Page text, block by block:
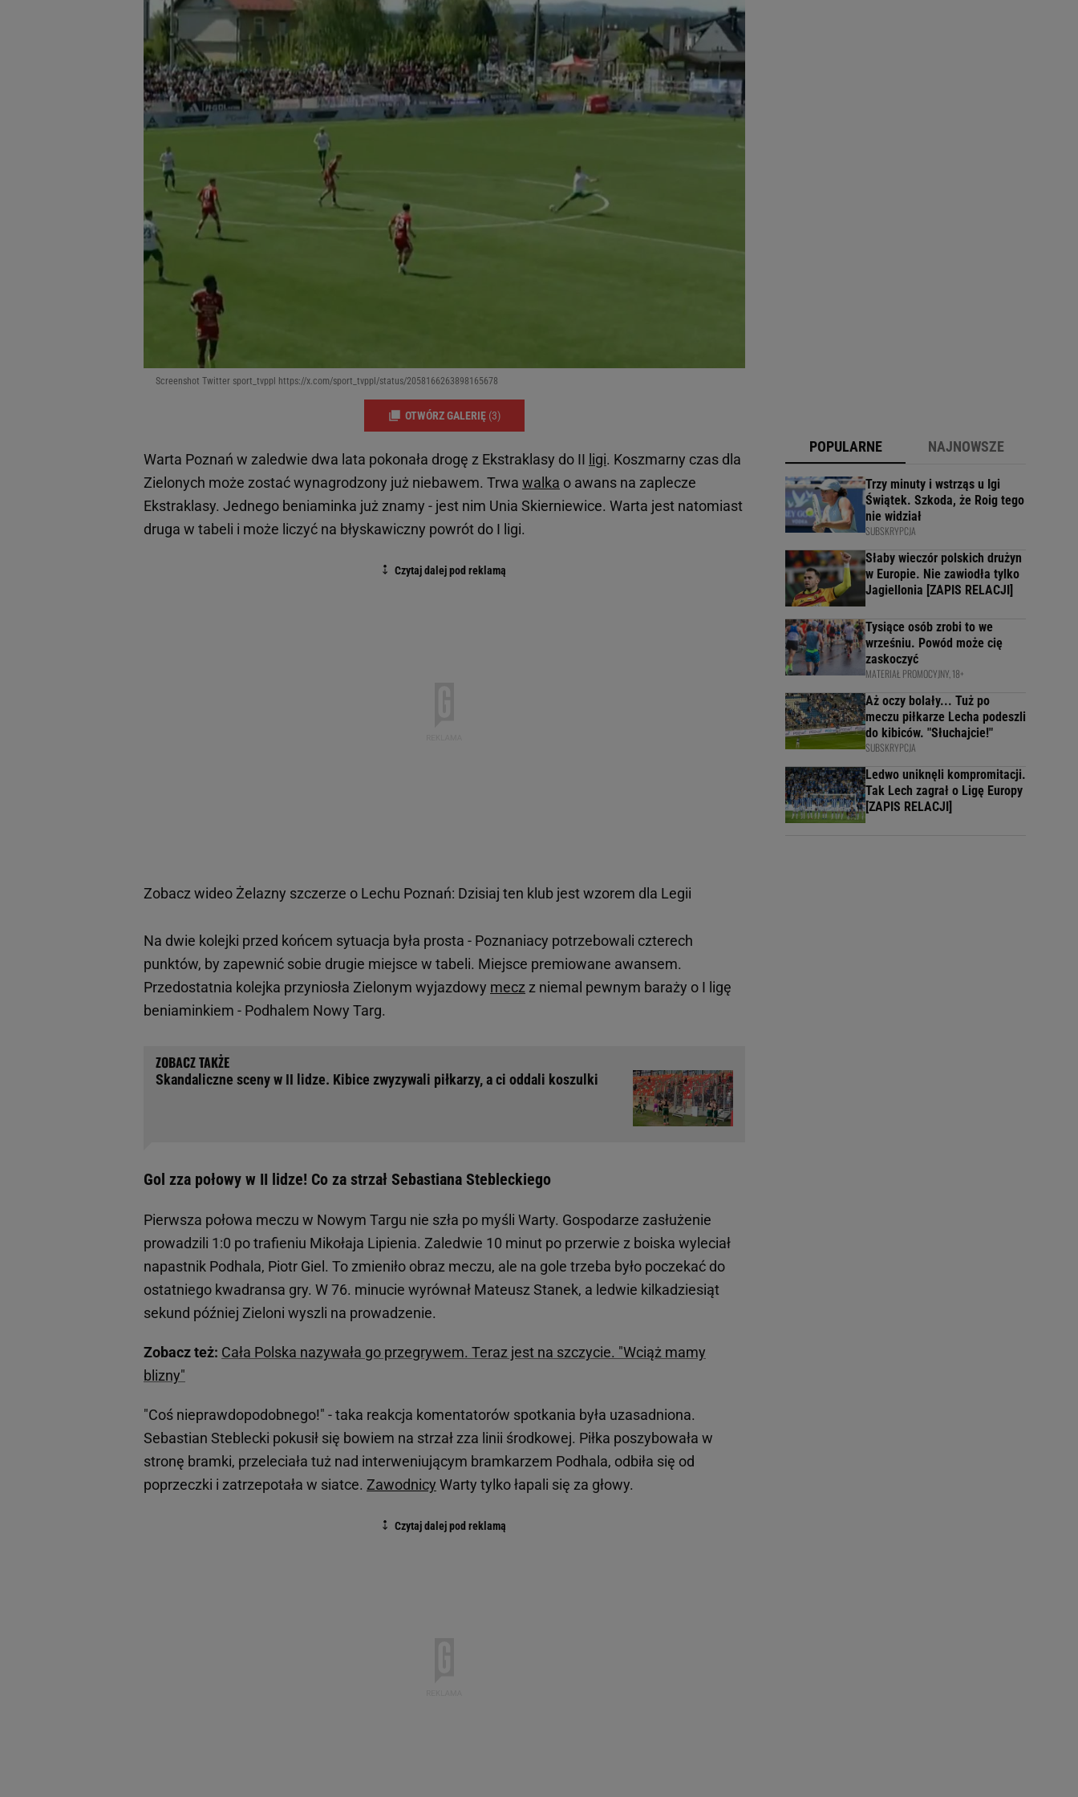
Screenshot Twitter sport_tvppl https://x.com/sport_tvppl/status/2058166263898165678
OTWÓRZ GALERIĘ (3)
Warta Poznań w zaledwie dwa lata pokonała drogę z Ekstraklasy do II ligi. Koszmarny czas dla
Zielonych może zostać wynagrodzony już niebawem. Trwa walka o awans na zaplecze
Ekstraklasy. Jednego beniaminka już znamy - jest nim Unia Skierniewice. Warta jest natomiast
druga w tabeli i może liczyć na błyskawiczny powrót do I ligi.
Zobacz wideoŻelazny szczerze o Lechu Poznań: Dzisiaj ten klub jest wzorem dla Legii
Na dwie kolejki przed końcem sytuacja była prosta - Poznaniacy potrzebowali czterech
punktów, by zapewnić sobie drugie miejsce w tabeli. Miejsce premiowane awansem.
Przedostatnia kolejka przyniosła Zielonym wyjazdowy meczz niemal pewnym baraży o I ligę
beniaminkiem - Podhalem Nowy Targ.
Skandaliczne sceny w II lidze. Kibice zwyzywali piłkarzy, a ci oddali koszulki
Gol zza połowy w II lidze! Co za strzał Sebastiana Stebleckiego
Pierwsza połowa meczu w Nowym Targu nie szła po myśli Warty. Gospodarze zasłużenie
prowadzili 1:0 po trafieniu Mikołaja Lipienia. Zaledwie 10 minut po przerwie z boiska wyleciał
napastnik Podhala, Piotr Giel. To zmieniło obraz meczu, ale na gole trzeba było poczekać do
ostatniego kwadransa gry. W 76. minucie wyrównał Mateusz Stanek, a ledwie kilkadziesiąt
sekund później Zieloni wyszli na prowadzenie.
Zobacz też: Cała Polska nazywała go przegrywem. Teraz jest na szczycie. "Wciąż mamy
blizny"
"Coś nieprawdopodobnego!" - taka reakcja komentatorów spotkania była uzasadniona.
Sebastian Steblecki pokusił się bowiem na strzał zza linii środkowej. Piłka poszybowała w
stronę bramki, przeleciała tuż nad interweniującym bramkarzem Podhala, odbiła się od
poprzeczki i zatrzepotała w siatce. Zawodnicy Warty tylko łapali się za głowy.
POPULARNE NAJNOWSZE
Trzy minuty i wstrząs u Igi
Świątek. Szkoda, że Roig tego
nie widział
SUBSKRYPCJA
Słaby wieczór polskich drużyn
w Europie. Nie zawiodła tylko
Jagiellonia [ZAPIS RELACJI]
Tysiące osób zrobi to we
wrześniu. Powód może cię
zaskoczyć
MATERIAŁ PROMOCYJNY, 18+
Aż oczy bolały... Tuż po
meczu piłkarze Lecha podeszli
do kibiców. "Słuchajcie!"
SUBSKRYPCJA
Ledwo uniknęli kompromitacji.
Tak Lech zagrał o Ligę Europy
[ZAPIS RELACJI]